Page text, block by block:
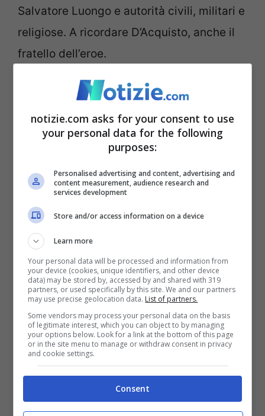
Salvatore Luongo e autorità civili, militari e
religiose. A ricordare D’Acquisto, anche il
fratello dell’eroe.
Napoli saluta oggi un suo figlio. –
Rauti – Abbiamo voluto ricordarlo nella sua
città natale, sperando che presto venga
proclamato Santo. Èun eroe di memoria
collettiva, ha servito la patria, la comunità.
Dei tanti eroi che la storia ci ha regalato,
che sono stati disposti a sacrificare la loro
vita per gli altri Salvo D’Acquisto è davvero
molto amatonon soltanto dai carabinieri. È
icona popolare ”.
Il generale Luongo: “Siamo
qui a celebrare la
grandezza del suo gesto”
Al termine della celebrazione, un momento
notizie.com asks for your consent to use
your personal data for the following
purposes:
Personalised advertising and content, advertising and
content measurement, audience research and
services development
Store and/or access information on a device
Learn more
Your personal data will be processed and information from
your device (cookies, unique identifiers, and other device
data) may be stored by, accessed by and shared with 319
partners, or used specifically by this site. We and our partners
may use precise geolocation data. List of partners.
Some vendors may process your personal data on the basis
of legitimate interest, which you can object to by managing
your options below. Look for a link at the bottom of this page
or in the site menu to manage or withdraw consent in privacy
and cookie settings.
Consent